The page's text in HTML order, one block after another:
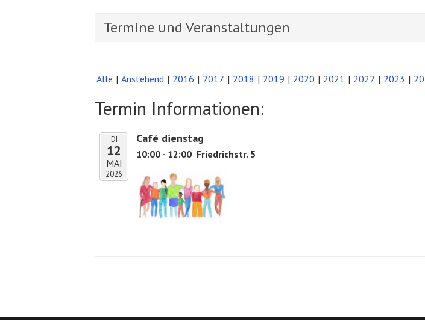
Termine und Veranstaltungen
Alle Anstehend 2016 2017 2018 2019 2020 2021 2022 2023
Termin Informationen:
DI
12
MAI
2026
Café dienstag
10:00 - 12:00 Friedrichstr. 5